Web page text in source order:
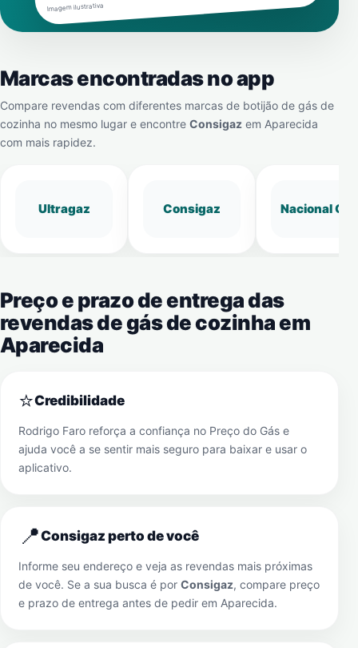
Imagem ilustrativa
Marcas encontradas no app
Compare revendas com diferentes marcas de botijão de gás de
cozinha no mesmo lugar e encontre Consigaz em Aparecida
com mais rapidez.
Ultragaz Consigaz Nacional Gás
Preço e prazo de entrega das
revendas de gás de cozinha em
Aparecida
⭐Credibilidade
Rodrigo Faro reforça a confiança no Preço do Gás e
ajuda você a se sentir mais seguro para baixar e usar o
aplicativo.
📍Consigaz perto de você
Informe seu endereço e veja as revendas mais próximas
de você. Se a sua busca é por Consigaz, compare preço
e prazo de entrega antes de pedir em Aparecida.